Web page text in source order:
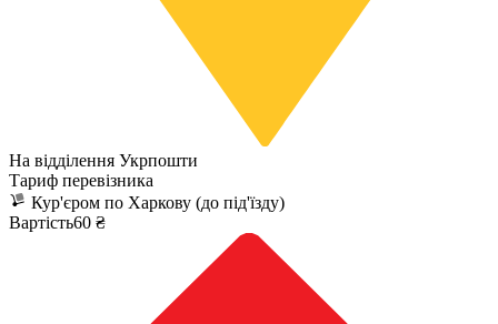
На відділення Укрпошти
Тариф перевізника
Кур'єром по Харкову (до під'їзду)
Вартість60 ₴